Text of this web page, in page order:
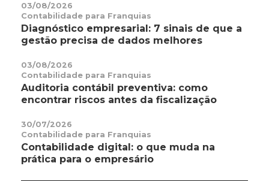
03/08/2026
Contabilidade para Franquias
Diagnóstico empresarial: 7 sinais de que a
gestão precisa de dados melhores
03/08/2026
Contabilidade para Franquias
Auditoria contábil preventiva: como
encontrar riscos antes da fiscalização
30/07/2026
Contabilidade para Franquias
Contabilidade digital: o que muda na
prática para o empresário